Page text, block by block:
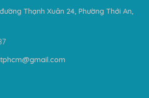
Thạnh Xuân 24, Phường Thới An,